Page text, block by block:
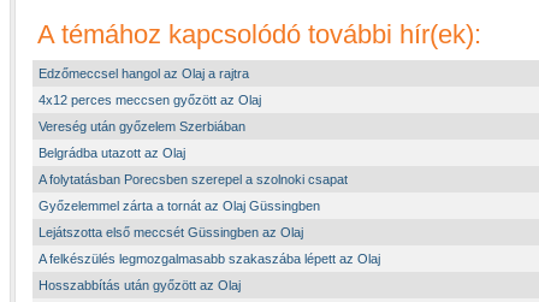
A témához kapcsolódó további hír(ek):
Edzőmeccsel hangol az Olaj a rajtra
4x12 perces meccsen győzött az Olaj
Vereség után győzelem Szerbiában
Belgrádba utazott az Olaj
A folytatásban Porecsben szerepel a szolnoki csapat
Győzelemmel zárta a tornát az Olaj Güssingben
Lejátszotta első meccsét Güssingben az Olaj
A felkészülés legmozgalmasabb szakaszába lépett az Olaj
Hosszabbítás után győzött az Olaj